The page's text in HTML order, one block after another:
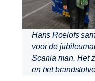
Hans Roelofs
voor de
Scania man. Het
en het